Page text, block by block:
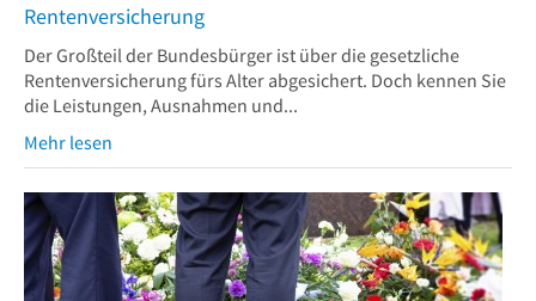
Rentenversicherung
Der Großteil der Bundesbürger ist über die gesetzliche
Rentenversicherung fürs Alter abgesichert. Doch kennen Sie
die Leistungen, Ausnahmen und...
Mehr lesen